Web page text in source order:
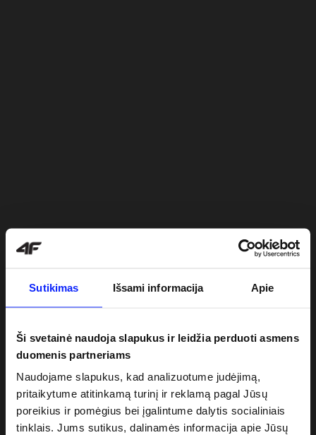
Sutikimas Išsami informacija Apie
Ši svetainė naudoja slapukus ir leidžia perduoti asmens
duomenis partneriams
Naudojame slapukus, kad analizuotume judėjimą,
pritaikytume atitinkamą turinį ir reklamą pagal Jūsų
poreikius ir pomėgius bei įgalintume dalytis socialiniais
tinklais. Jums sutikus, dalinamės informacija apie Jūsų